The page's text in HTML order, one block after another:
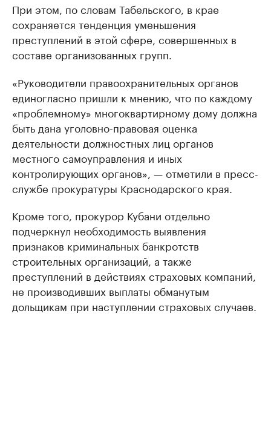
При этом, по словам Табельского, в крае
сохраняется тенденция уменьшения
преступлений в этой сфере, совершенных в
составе организованных групп.
«Руководители правоохранительных органов
единогласно пришли к мнению, что по каждому
«проблемному» многоквартирному дому должна
быть дана уголовно-правовая оценка
деятельности должностных лиц органов
местного самоуправления и иных
контролирующих органов», — отметили в пресс-
службе прокуратуры Краснодарского края.
Кроме того, прокурор Кубани отдельно
подчеркнул необходимость выявления
признаков криминальных банкротств
строительных организаций, а также
преступлений в действиях страховых компаний,
не производивших выплаты обманутым
дольщикам при наступлении страховых случаев.